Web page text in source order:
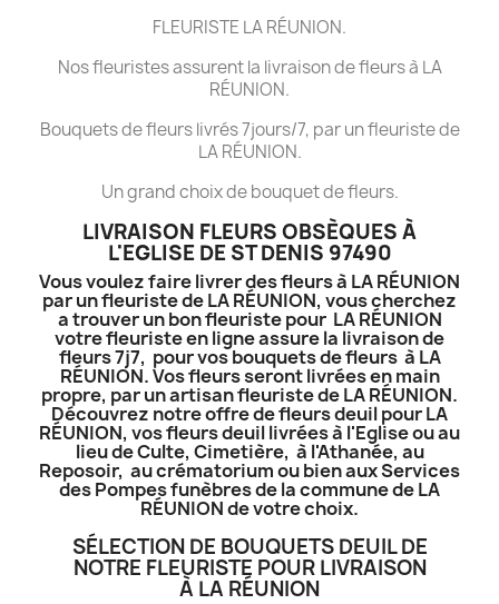
FLEURISTE LA RÉUNION.
Nos fleuristes assurent la livraison de fleurs à LA
RÉUNION.
Bouquets de fleurs livrés 7jours/7, par un fleuriste de
LA RÉUNION.
Un grand choix de bouquet de fleurs.
LIVRAISON FLEURS OBSÈQUES À
L'EGLISE DE ST DENIS 97490
Vous voulez faire livrer des fleurs à LA RÉUNION
par un fleuriste de LA RÉUNION, vous cherchez
a trouver un bon fleuriste pour LA RÉUNION
votre fleuriste en ligne assure la livraison de
fleurs 7j7, pour vos bouquets de fleurs à LA
RÉUNION. Vos fleurs seront livrées en main
propre, par un artisan fleuriste de LA RÉUNION.
Découvrez notre offre de fleurs deuil pour LA
RÉUNION, vos fleurs deuil livrées à l'Eglise ou au
lieu de Culte, Cimetière, à l'Athanée, au
Reposoir, au crématorium ou bien aux Services
des Pompes funèbres de la commune de LA
RÉUNION de votre choix.
SÉLECTION DE BOUQUETS DEUIL DE
NOTRE FLEURISTE POUR LIVRAISON
À LA RÉUNION